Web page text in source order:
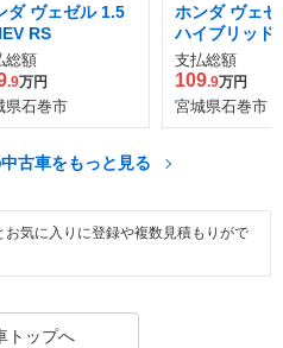
ダ ヴェゼル 1.5
RS
総額
.9万円
県石巻市
ホンダ ヴェ
ハイブリッド
支払総額
109.9万円
宮城県石巻市
古車をもっと見る
お気に入りに登録や複数見積もりがで
トップへ